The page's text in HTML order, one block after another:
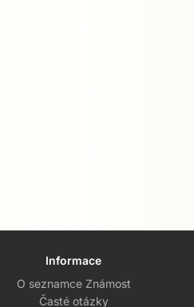
Informace
O seznamce Známost
Časté otázky